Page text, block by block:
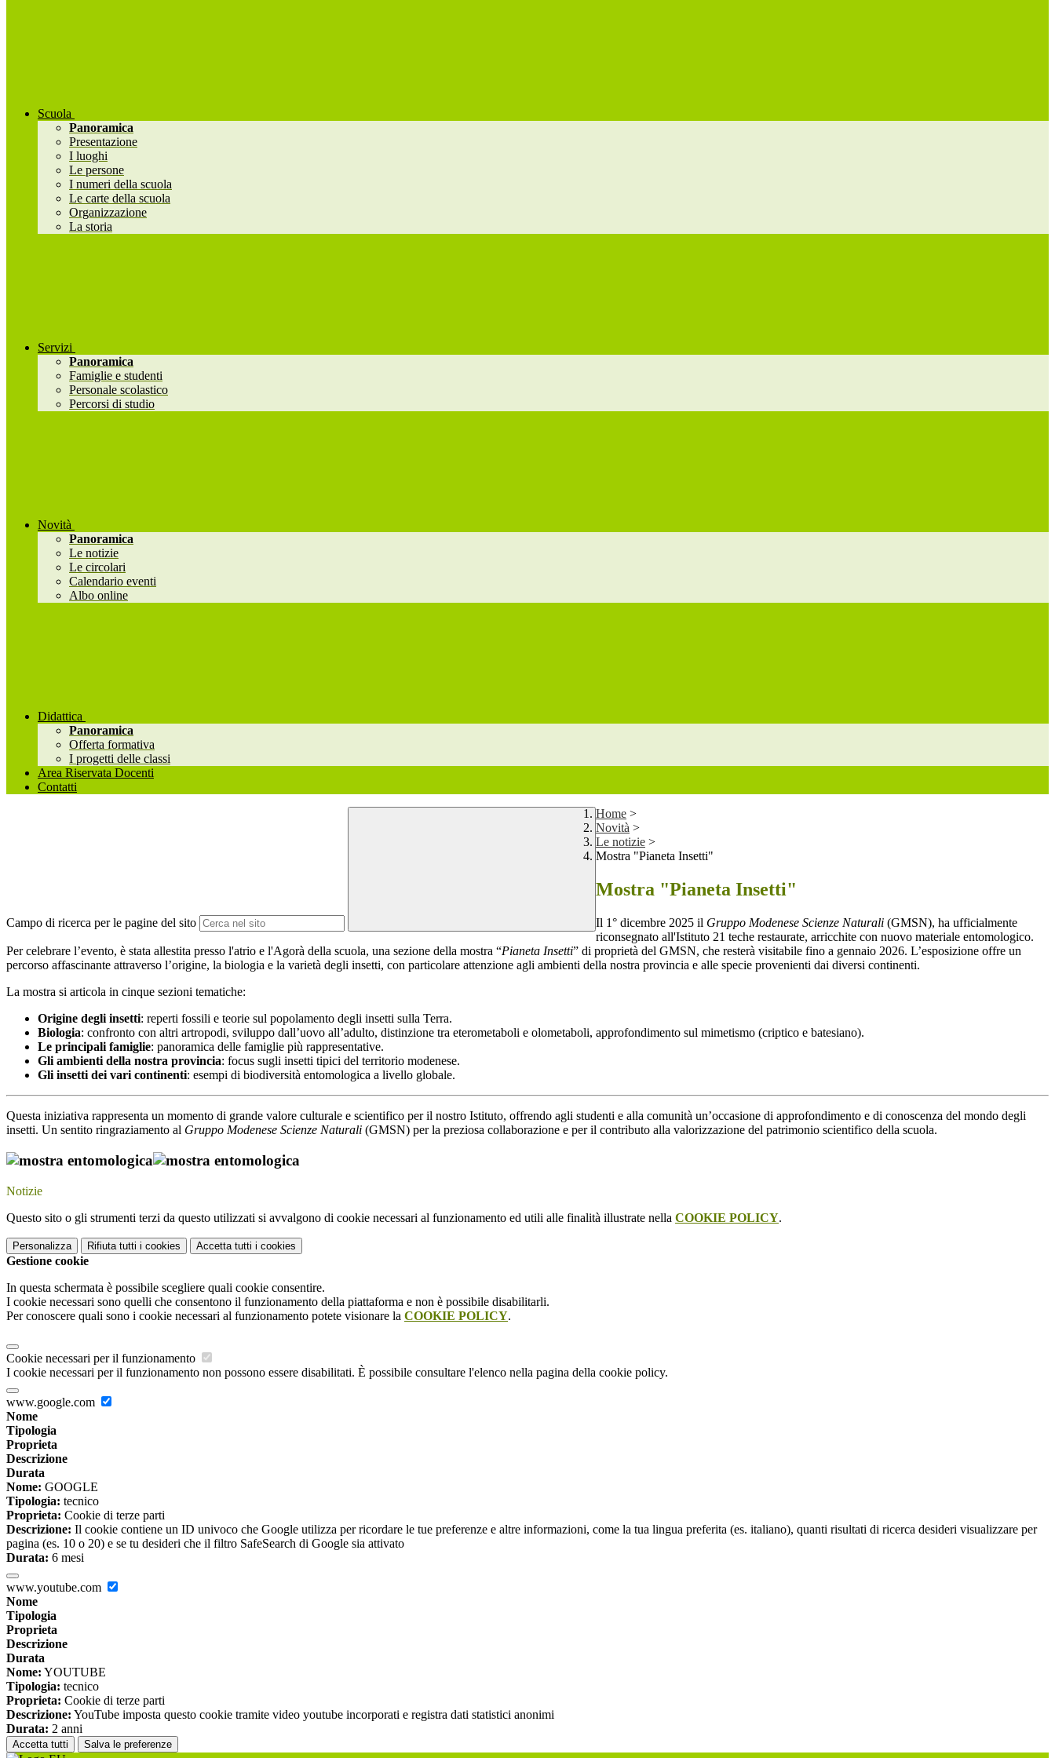
Scuola
Panoramica
Presentazione
I luoghi
Le persone
I numeri della scuola
Le carte della scuola
Organizzazione
La storia
Servizi
Panoramica
Famiglie e studenti
Personale scolastico
Percorsi di studio
Novità
Panoramica
Le notizie
Le circolari
Calendario eventi
Albo online
Didattica
Panoramica
Offerta formativa
I progetti delle classi
Area Riservata Docenti
Contatti
Campo di ricerca per le pagine del sito
Home >
Novità >
Le notizie >
Mostra "Pianeta Insetti"
Mostra "Pianeta Insetti"
Il 1° dicembre 2025 il Gruppo Modenese Scienze Naturali (GMSN), ha ufficialmente
riconsegnato all'Istituto 21 teche restaurate, arricchite con nuovo materiale entomologico.
Per celebrare l’evento, è stata allestita presso l'atrio e l'Agorà della scuola, una sezione della mostra “Pianeta Insetti” di proprietà del GMSN, che resterà visitabile fino a gennaio 2026. L’esposizione offre un
percorso affascinante attraverso l’origine, la biologia e la varietà degli insetti, con particolare attenzione agli ambienti della nostra provincia e alle specie provenienti dai diversi continenti.
La mostra si articola in cinque sezioni tematiche:
Origine degli insetti: reperti fossili e teorie sul popolamento degli insetti sulla Terra.
Biologia: confronto con altri artropodi, sviluppo dall’uovo all’adulto, distinzione tra eterometaboli e olometaboli, approfondimento sul mimetismo (criptico e batesiano).
Le principali famiglie: panoramica delle famiglie più rappresentative.
Gli ambienti della nostra provincia: focus sugli insetti tipici del territorio modenese.
Gli insetti dei vari continenti: esempi di biodiversità entomologica a livello globale.
Questa iniziativa rappresenta un momento di grande valore culturale e scientifico per il nostro Istituto, offrendo agli studenti e alla comunità un’occasione di approfondimento e di conoscenza del mondo degli
insetti. Un sentito ringraziamento al Gruppo Modenese Scienze Naturali (GMSN) per la preziosa collaborazione e per il contributo alla valorizzazione del patrimonio scientifico della scuola.
Notizie
Questo sito o gli strumenti terzi da questo utilizzati si avvalgono di cookie necessari al funzionamento ed utili alle finalità illustrate nella COOKIE POLICY.
Personalizza Rifiuta tutti i cookies Accetta tutti i cookies
Gestione cookie
In questa schermata è possibile scegliere quali cookie consentire.
I cookie necessari sono quelli che consentono il funzionamento della piattaforma e non è possibile disabilitarli.
Per conoscere quali sono i cookie necessari al funzionamento potete visionare la COOKIE POLICY.
Cookie necessari per il funzionamento
I cookie necessari per il funzionamento non possono essere disabilitati. È possibile consultare l'elenco nella pagina della cookie policy.
www.google.com
Nome
Tipologia
Proprieta
Descrizione
Durata
Nome: GOOGLE
Tipologia: tecnico
Proprieta: Cookie di terze parti
Descrizione: Il cookie contiene un ID univoco che Google utilizza per ricordare le tue preferenze e altre informazioni, come la tua lingua preferita (es. italiano), quanti risultati di ricerca desideri visualizzare per
pagina (es. 10 o 20) e se tu desideri che il filtro SafeSearch di Google sia attivato
Durata: 6 mesi
www.youtube.com
Nome
Tipologia
Proprieta
Descrizione
Durata
Nome: YOUTUBE
Tipologia: tecnico
Proprieta: Cookie di terze parti
Descrizione: YouTube imposta questo cookie tramite video youtube incorporati e registra dati statistici anonimi
Durata: 2 anni
Accetta tutti Salva le preferenze